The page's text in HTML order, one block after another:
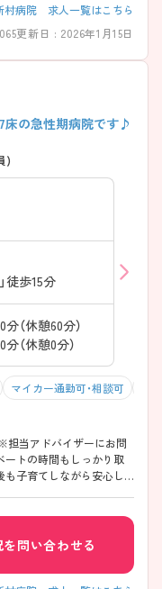
村病院 求人一覧はこちら
更新日 : 2026年1月15日
床の急性期病院です♪
)
徒歩15分
（休憩60分）
（休憩0分）
マイカー通勤可・相談可
※担当アドバイザーにお問
トの時間もしっかり取
も子育てしながら安心し
問い合わせる